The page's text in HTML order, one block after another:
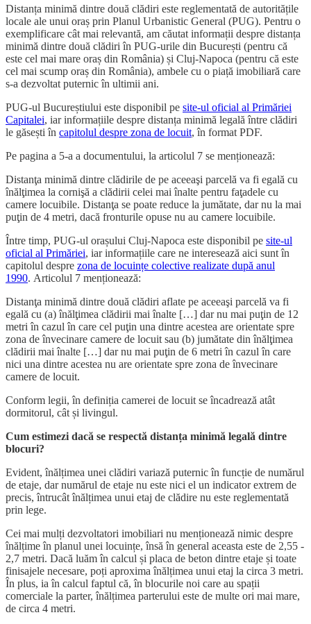
Distanța minimă dintre două clădiri este reglementată de autoritățile
locale ale unui oraș prin Planul Urbanistic General (PUG). Pentru o
exemplificare cât mai relevantă, am căutat informații despre distanța
minimă dintre două clădiri în PUG-urile din București (pentru că
este cel mai mare oraș din România) și Cluj-Napoca (pentru că este
cel mai scump oraș din România), ambele cu o piață imobiliară care
s-a dezvoltat puternic în ultimii ani.
PUG-ul Bucureștiului este disponibil pe site-ul oficial al Primăriei
Capitalei, iar informațiile despre distanța minimă legală între clădiri
le găsești în capitolul despre zona de locuit, în format PDF.
Pe pagina a 5-a a documentului, la articolul 7 se menționează:
Distanţa minimă dintre clădirile de pe aceeaşi parcelă va fi egală cu
înălţimea la cornişă a clădirii celei mai înalte pentru faţadele cu
camere locuibile. Distanţa se poate reduce la jumătate, dar nu la mai
puţin de 4 metri, dacă fronturile opuse nu au camere locuibile.
Între timp, PUG-ul orașului Cluj-Napoca este disponibil pe site-ul
oficial al Primăriei, iar informațiile care ne interesează aici sunt în
capitolul despre zona de locuințe colective realizate după anul
1990. Articolul 7 menționează:
Distanţa minimă dintre două clădiri aflate pe aceeaşi parcelă va fi
egală cu (a) înălţimea clădirii mai înalte […] dar nu mai puţin de 12
metri în cazul în care cel puţin una dintre acestea are orientate spre
zona de învecinare camere de locuit sau (b) jumătate din înălţimea
clădirii mai înalte […] dar nu mai puţin de 6 metri în cazul în care
nici una dintre acestea nu are orientate spre zona de învecinare
camere de locuit.
Conform legii, în definiția camerei de locuit se încadrează atât
dormitorul, cât și livingul.
Cum estimezi dacă se respectă distanța minimă legală dintre
blocuri?
Evident, înălțimea unei clădiri variază puternic în funcție de numărul
de etaje, dar numărul de etaje nu este nici el un indicator extrem de
precis, întrucât înălțimea unui etaj de clădire nu este reglementată
prin lege.
Cei mai mulți dezvoltatori imobiliari nu menționează nimic despre
înălțime în planul unei locuințe, însă în general aceasta este de 2,55 -
2,7 metri. Dacă luăm în calcul și placa de beton dintre etaje și toate
finisajele necesare, poți aproxima înălțimea unui etaj la circa 3 metri.
În plus, ia în calcul faptul că, în blocurile noi care au spații
comerciale la parter, înălțimea parterului este de multe ori mai mare,
de circa 4 metri.